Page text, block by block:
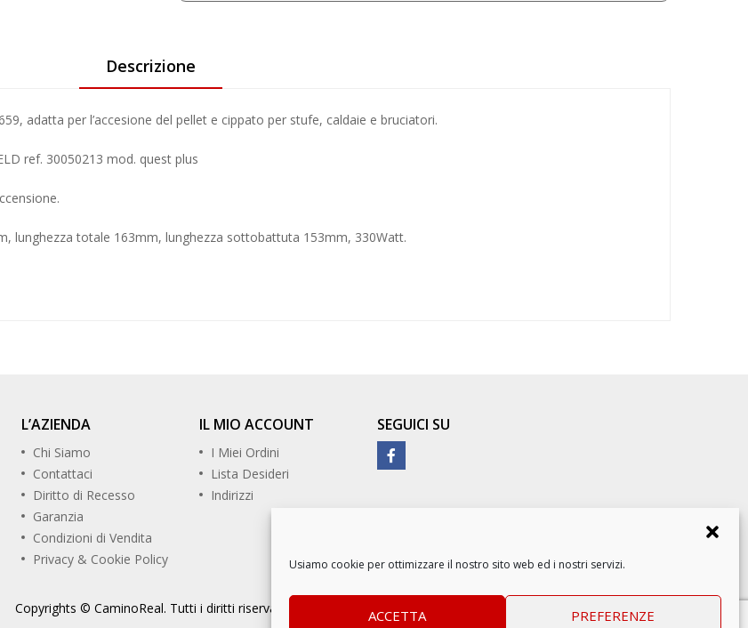
Usiamo cookie per ottimizzare il nostro sito web ed i nostri servizi.
ACCETTA PREFERENZE
Descrizione
adatta per l’accesione del pellet e cippato per stufe, caldaie e bruciatori.
ref. 30050213 mod. quest plus
lunghezza totale 163mm, lunghezza sottobattuta 153mm, 330Watt.
L’AZIENDA
Chi Siamo
Contattaci
Diritto di Recesso
Garanzia
Condizioni di Vendita
Privacy & Cookie Policy
IL MIO ACCOUNT
I Miei Ordini
Lista Desideri
Indirizzi
SEGUICI SU
Copyrights © CaminoReal. Tutti i diritti riservati.